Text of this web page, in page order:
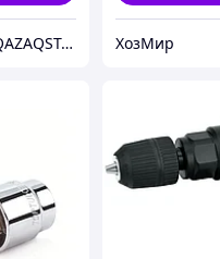
R&A PARTNERS QAZAQSTAN ХозМир